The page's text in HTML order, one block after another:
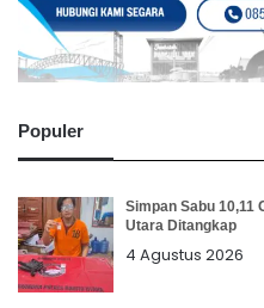
Populer
Simpan Sabu 10,11
Utara Ditangkap
4 Agustus 2026